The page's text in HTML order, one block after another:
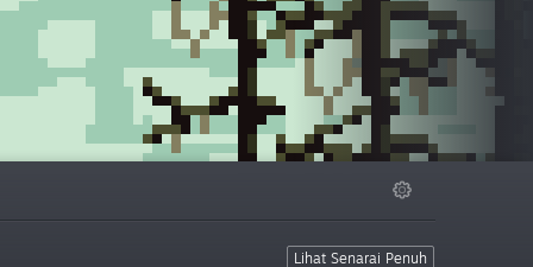
Lihat Senarai Penuh